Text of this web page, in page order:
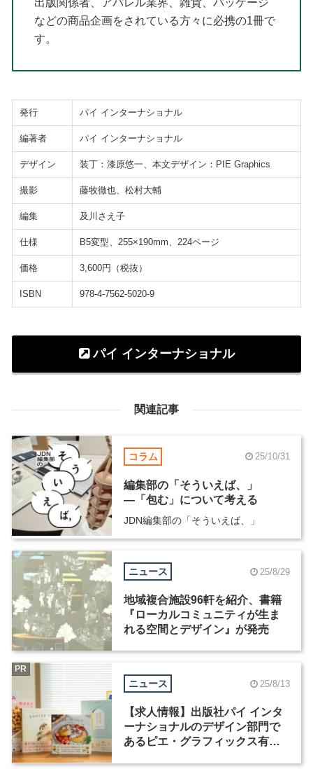
出版関係者、アパレル業界、雑貨、パッケージ
などの商品企画をされている方々に必携の1冊で
す。
発行 パイ インターナショナル
編著者 パイ インターナショナル
デザイン 装丁：漆原悠一、本文デザイン：PIE Graphics
撮影 藤牧徹也、松村大輔
編集 及川さえ子
仕様 B5変型、255×190mm、224ページ
価格 3,600円（税抜）
ISBN 978-4-7562-5020-9
パイ インターナショナル
関連記事
コラム 25/10/31
編集部の「そういえば、」
―「包む」について考える
JDN編集部の「そういえば、」
ニュース 25/8/29
地域複合施設96軒を紹介、書籍
『ローカルコミュニティが生ま
れる空間とデザイン』が発売
ニュース 25/8/13
【求人情報】出版社パイ インタ
ーナショナルのデザイン部門で
あるピエ・グラフィックス有限
PR